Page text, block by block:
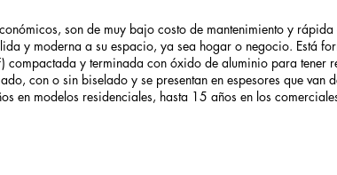
son de muy bajo costo de mantenimiento y
y moderna a su espacio, ya sea hogar o negocio. Está
compactada y terminada con óxido de aluminio para tener
con o sin biselado y se presentan en espesores que van
en modelos residenciales, hasta 15 años en los